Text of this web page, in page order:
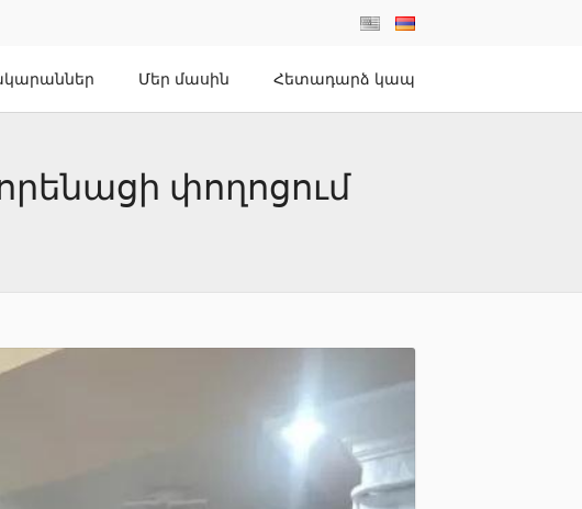
Մեր մասին Հետադարձ կապ
փողոցում